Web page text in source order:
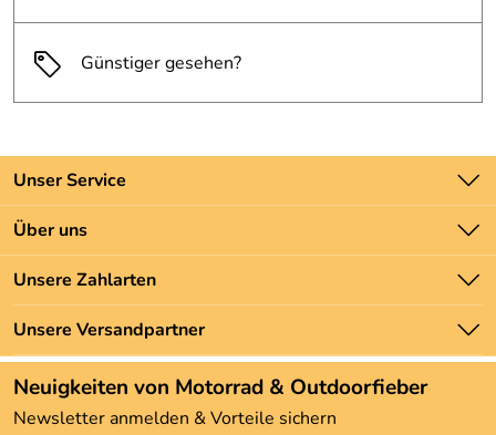
Günstiger gesehen?
Unser Service
Kontakt
Batteriegesetz
Newsletter
Zahlung und Versand
Über uns
Unsere Bestseller
Marken
Neu
Angebote
Kundenbewertungen (3.492)
Unsere Zahlarten
Unsere Versandpartner
Neuigkeiten von Motorrad & Outdoorfieber
Newsletter anmelden & Vorteile sichern